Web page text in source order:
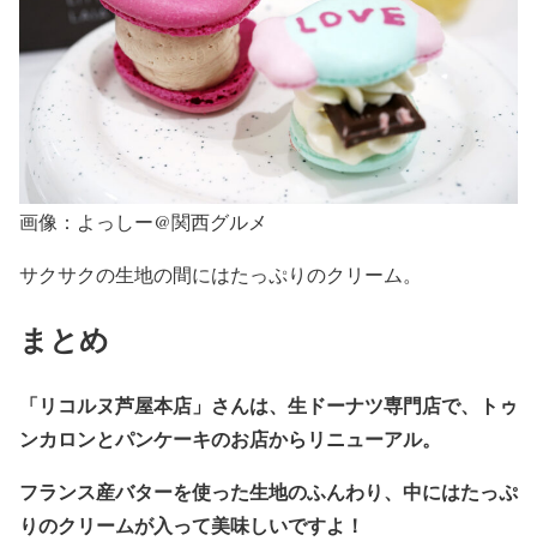
画像：よっしー@関西グルメ
サクサクの生地の間にはたっぷりのクリーム。
まとめ
「リコルヌ芦屋本店」さんは、生ドーナツ専門店で、トゥ
ンカロンとパンケーキのお店からリニューアル。
フランス産バターを使った生地のふんわり、中にはたっぷ
りのクリームが入って美味しいですよ！